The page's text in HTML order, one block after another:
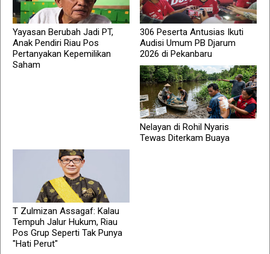
Yayasan Berubah Jadi PT,
Anak Pendiri Riau Pos
Pertanyakan Kepemilikan
Saham
306 Peserta Antusias Ikuti
Audisi Umum PB Djarum
2026 di Pekanbaru
Nelayan di Rohil Nyaris
Tewas Diterkam Buaya
T Zulmizan Assagaf: Kalau
Tempuh Jalur Hukum, Riau
Pos Grup Seperti Tak Punya
"Hati Perut"